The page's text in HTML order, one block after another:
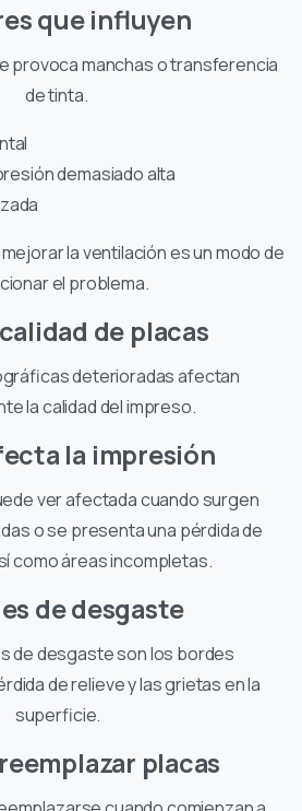
que influyen
provoca manchas o transferencia
de tinta.
demasiado alta
la ventilación es un modo de
el problema.
de placas
deterioradas afectan
la calidad del impreso.
la impresión
ver afectada cuando surgen
o se presenta una pérdida de
como áreas incompletas.
de desgaste
de desgaste son los bordes
de relieve y las grietas en la
superficie.
placas